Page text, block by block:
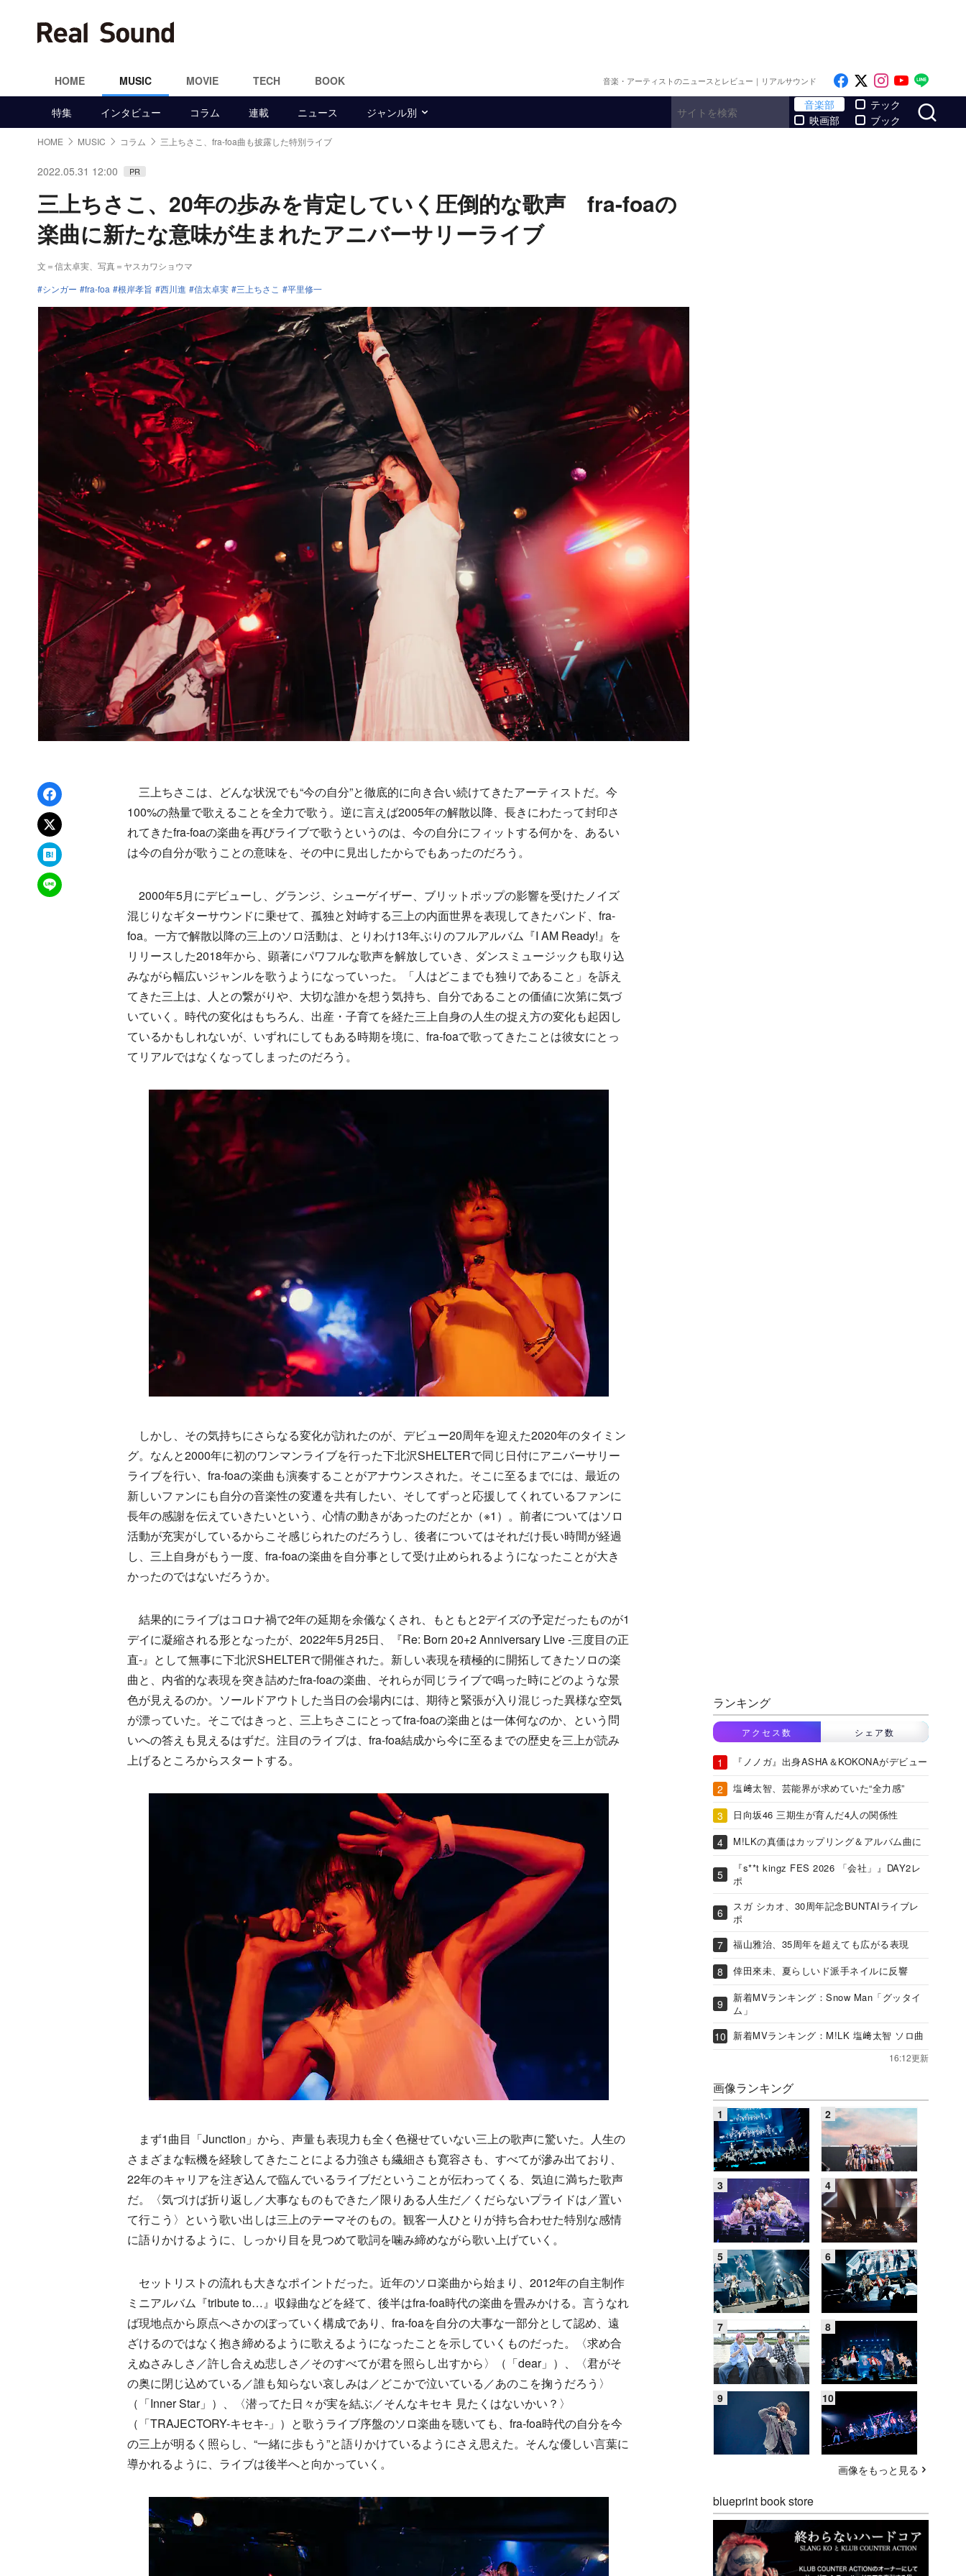
HOME MUSIC MOVIE TECH BOOK 音楽・アーティストのニュースとレビュー｜リアルサウンド Like on Facebook
Follow on x
Follow on
Follow
特集 インタビュー コラム 連載 ニュース ジャンル別
音楽部
映画部
テック
ブック
HOME MUSIC コラム 三上ちさこ、fra-foa曲も披露した特別ライブ
2022.05.31 12:00 PR
三上ちさこ、20年の歩みを肯定していく圧倒的な歌声 fra-foaの
楽曲に新たな意味が生まれたアニバーサリーライブ
文＝信太卓実 、写真＝ヤスカワショウマ
シンガー
fra-foa 根岸孝旨 西川進 信太卓実 三上ちさこ 平里修一
Facebookでシェア
xでポスト
はてなブックマーク
LINEで送る
三上ちさこは、どんな状況でも“今の自分”と徹底的に向き合い続けてきたアーティストだ。今
100%の熱量で歌えることを全力で歌う。逆に言えば2005年の解散以降、長きにわたって封印さ
れてきたfra-foaの楽曲を再びライブで歌うというのは、今の自分にフィットする何かを、あるい
は今の自分が歌うことの意味を、その中に見出したからでもあったのだろう。
2000年5月にデビューし、グランジ、シューゲイザー、ブリットポップの影響を受けたノイズ
混じりなギターサウンドに乗せて、孤独と対峙する三上の内面世界を表現してきたバンド、fra-
foa。一方で解散以降の三上のソロ活動は、とりわけ13年ぶりのフルアルバム『I AM Ready!』を
リリースした2018年から、顕著にパワフルな歌声を解放していき、ダンスミュージックも取り込
みながら幅広いジャンルを歌うようになっていった。「人はどこまでも独りであること」を訴え
てきた三上は、人との繋がりや、大切な誰かを想う気持ち、自分であることの価値に次第に気づ
いていく。時代の変化はもちろん、出産・子育てを経た三上自身の人生の捉え方の変化も起因し
ているかもしれないが、いずれにしてもある時期を境に、fra-foaで歌ってきたことは彼女にとっ
てリアルではなくなってしまったのだろう。
しかし、その気持ちにさらなる変化が訪れたのが、デビュー20周年を迎えた2020年のタイミン
グ。なんと2000年に初のワンマンライブを行った下北沢SHELTERで同じ日付にアニバーサリー
ライブを行い、fra-foaの楽曲も演奏することがアナウンスされた。そこに至るまでには、最近の
新しいファンにも自分の音楽性の変遷を共有したい、そしてずっと応援してくれているファンに
長年の感謝を伝えていきたいという、心情の動きがあったのだとか（※1）。前者についてはソロ
活動が充実がしているからこそ感じられたのだろうし、後者についてはそれだけ長い時間が経過
し、三上自身がもう一度、fra-foaの楽曲を自分事として受け止められるようになったことが大き
かったのではないだろうか。
結果的にライブはコロナ禍で2年の延期を余儀なくされ、もともと2デイズの予定だったものが1
デイに凝縮される形となったが、2022年5月25日、『Re: Born 20+2 Anniversary Live -三度目の正
直-』として無事に下北沢SHELTERで開催された。新しい表現を積極的に開拓してきたソロの楽
曲と、内省的な表現を突き詰めたfra-foaの楽曲、それらが同じライブで鳴った時にどのような景
色が見えるのか。ソールドアウトした当日の会場内には、期待と緊張が入り混じった異様な空気
が漂っていた。そこではきっと、三上ちさこにとってfra-foaの楽曲とは一体何なのか、という問
いへの答えも見えるはずだ。注目のライブは、fra-foa結成から今に至るまでの歴史を三上が読み
上げるところからスタートする。
まず1曲目「Junction」から、声量も表現力も全く色褪せていない三上の歌声に驚いた。人生の
さまざまな転機を経験してきたことによる力強さも繊細さも寛容さも、すべてが滲み出ており、
22年のキャリアを注ぎ込んで臨んでいるライブだということが伝わってくる、気迫に満ちた歌声
だ。〈気づけば折り返し／大事なものもできた／限りある人生だ／くだらないプライドは／置い
て行こう〉という歌い出しは三上のテーマそのもの。観客一人ひとりが持ち合わせた特別な感情
に語りかけるように、しっかり目を見つめて歌詞を噛み締めながら歌い上げていく。
セットリストの流れも大きなポイントだった。近年のソロ楽曲から始まり、2012年の自主制作
ミニアルバム『tribute to…』収録曲などを経て、後半はfra-foa時代の楽曲を畳みかける。言うなれ
ば現地点から原点へさかのぼっていく構成であり、fra-foaを自分の大事な一部分として認め、遠
ざけるのではなく抱き締めるように歌えるようになったことを示していくものだった。〈求め合
えぬさみしさ／許し合えぬ悲しさ／そのすべてが君を照らし出すから〉（「dear」）、〈君がそ
の奥に閉じ込めている／誰も知らない哀しみは／どこかで泣いている／あのこを掬うだろう〉
（「Inner Star」）、〈潜ってた日々が実を結ぶ／そんなキセキ 見たくはないかい？〉
（「TRAJECTORY-キセキ-」）と歌うライブ序盤のソロ楽曲を聴いても、fra-foa時代の自分を今
の三上が明るく照らし、“一緒に歩もう”と語りかけているようにさえ思えた。そんな優しい言葉に
導かれるように、ライブは後半へと向かっていく。
ランキング
アクセス数 シェア数
『ノノガ』出身ASHA＆KOKONAがデビュー
塩﨑太智、芸能界が求めていた“全力感”
日向坂46 三期生が育んだ4人の関係性
M!LKの真価はカップリング＆アルバム曲に
『s**t kingz FES 2026 「会社」』DAY2レ
ポ
スガ シカオ、30周年記念BUNTAIライブレ
ポ
福山雅治、35周年を超えても広がる表現
倖田來未、夏らしいド派手ネイルに反響
新着MVランキング：Snow Man「グッタイ
ム」
新着MVランキング：M!LK 塩﨑太智 ソロ曲
16:12更新
画像ランキング
画像をもっと見る
blueprint book store